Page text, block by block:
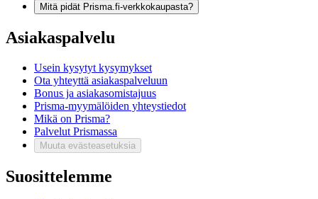
Mitä pidät Prisma.fi-verkkokaupasta?
Asiakaspalvelu
Usein kysytyt kysymykset
Ota yhteyttä asiakaspalveluun
Bonus ja asiakasomistajuus
Prisma-myymälöiden yhteystiedot
Mikä on Prisma?
Palvelut Prismassa
Muuta evästeasetuksia
Suosittelemme